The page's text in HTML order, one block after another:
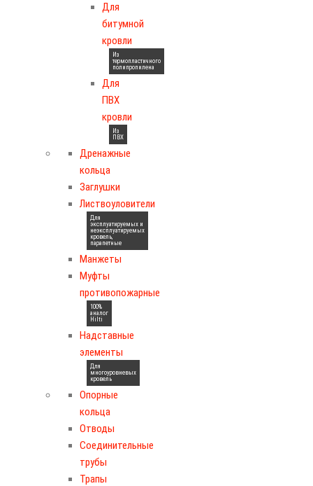
Для
битумной
кровли
Из
термопластичного
полипропилена
Для
ПВХ
кровли
Из
ПВХ
Дренажные
кольца
Заглушки
Листвоуловители
Для
эксплуатируемых и
неэксплуатируемых
кровель,
парапетные
Манжеты
Муфты
противопожарные
100%
аналог
Hilti
Надставные
элементы
Для
многоуровневых
кровель
Опорные
кольца
Отводы
Соединительные
трубы
Трапы